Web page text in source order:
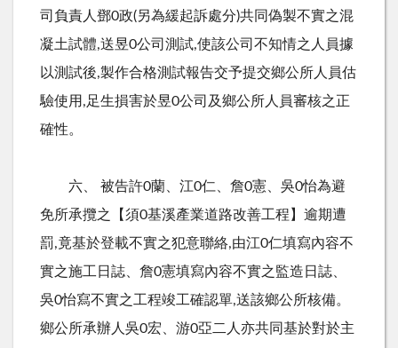
司負責人鄧0政(另為緩起訴處分)共同偽製不實之混
凝土試體,送昱0公司測試,使該公司不知情之人員據
以測試後,製作合格測試報告交予提交鄉公所人員估
驗使用,足生損害於昱0公司及鄉公所人員審核之正
確性。
六、 被告許0蘭、江0仁、詹0憲、吳0怡為避
免所承攬之【須0基溪產業道路改善工程】逾期遭
罰,竟基於登載不實之犯意聯絡,由江0仁填寫內容不
實之施工日誌、詹0憲填寫內容不實之監造日誌、
吳0怡寫不實之工程竣工確認單,送該鄉公所核備。
鄉公所承辦人吳0宏、游0亞二人亦共同基於對於主